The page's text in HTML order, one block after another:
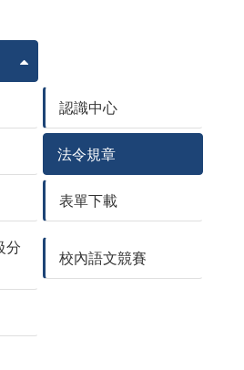
認識中心
法令規章
表單下載
分
校內語文競賽